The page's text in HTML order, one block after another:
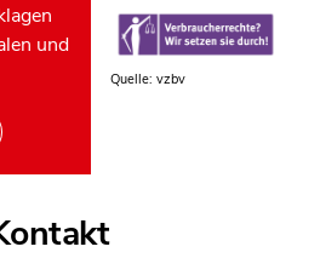
und
Quelle: vzbv